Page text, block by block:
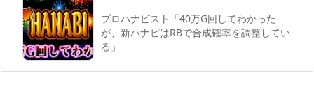
プロハナビスト「40万G回してわかった
が、新ハナビはRBで合成確率を調整してい
る」